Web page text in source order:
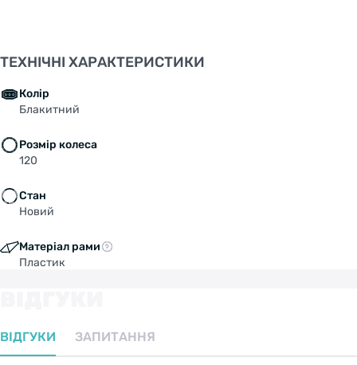
ТЕХНІЧНІ ХАРАКТЕРИСТИКИ
Колір
Блакитний
Розмір колеса
120
Стан
Новий
Матеріал рами
Пластик
ВІДГУКИ ЗАПИТАННЯ